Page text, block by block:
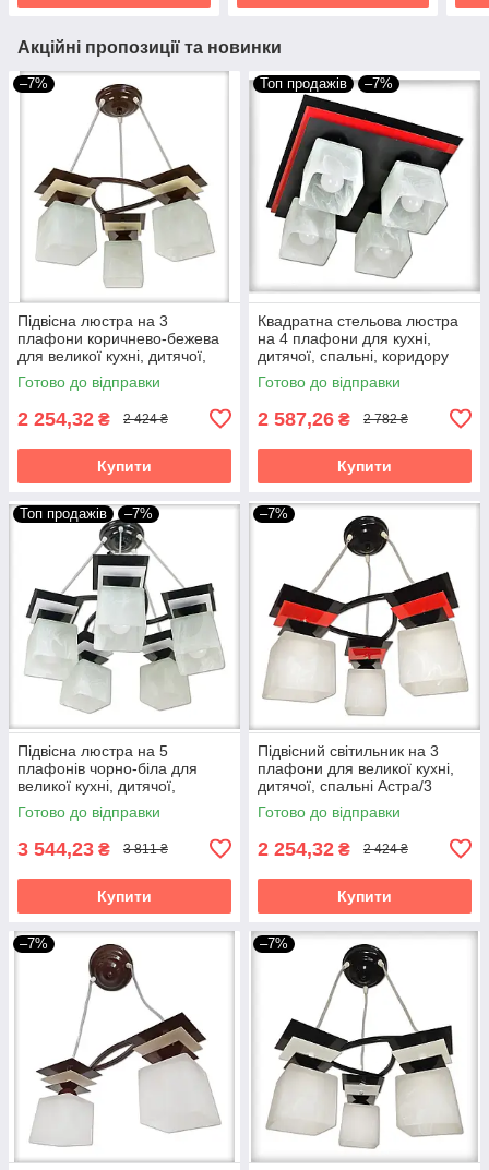
Акційні пропозиції та новинки
–7%
Підвісна люстра на 3
плафони коричнево-бежева
для великої кухні, дитячої,
спальні, кабінету Астра/3
Готово до відправки
2 254,32 ₴ 2 424 ₴
Купити
Топ продажів –7%
Квадратна стельова люстра
на 4 плафони для кухні,
дитячої, спальні, коридору
Шанхай/4 чорно-червона
Готово до відправки
2 587,26 ₴ 2 782 ₴
Купити
Топ продажів –7%
Підвісна люстра на 5
плафонів чорно-біла для
великої кухні, дитячої,
спальні Айстра/5
Готово до відправки
3 544,23 ₴ 3 811 ₴
Купити
–7%
Підвісний світильник на 3
плафони для великої кухні,
дитячої, спальні Астра/3
чорно-червоний
Готово до відправки
2 254,32 ₴ 2 424 ₴
Купити
–7% –7%